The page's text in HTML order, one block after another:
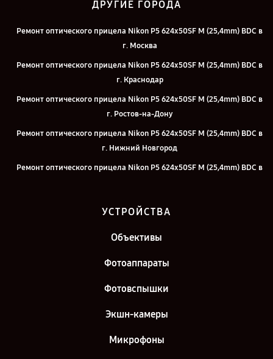
ДРУГИЕ ГОРОДА
Ремонт оптического прицела Nikon P5 624x50SF M (25,4mm) BDC в
г. Москва
Ремонт оптического прицела Nikon P5 624x50SF M (25,4mm) BDC в
г. Краснодар
Ремонт оптического прицела Nikon P5 624x50SF M (25,4mm) BDC в
г. Ростов-на-Дону
Ремонт оптического прицела Nikon P5 624x50SF M (25,4mm) BDC в
г. Нижний Новгород
Ремонт оптического прицела Nikon P5 624x50SF M (25,4mm) BDC в
г. Екатеринбург
Ремонт оптического прицела Nikon P5 624x50SF M (25,4mm) BDC в
Ремонт оптического прицела Nikon P5 624x50SF M (25,4mm) BDC в
г. Санкт-Петербург
УСТРОЙСТВА
Объективы
Фотоаппараты
Фотовспышки
Экшн-камеры
Микрофоны